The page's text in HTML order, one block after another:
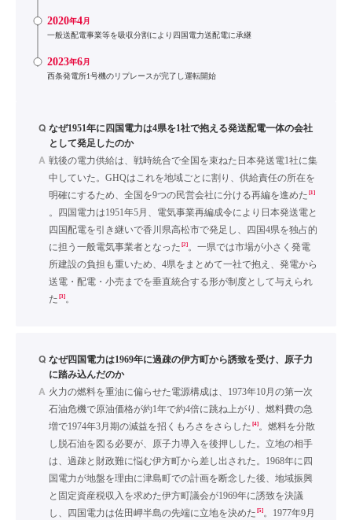
2020年4月
一般送配電事業等を吸収分割により四国電力送配電に承継
2023年6月
西条発電所1号機のリプレースが完了し運転開始
Q なぜ1951年に四国電力は4県を1社で抱える発送配電一体の会社
として発足したのか
A 戦後の電力供給は、戦時統合で全国を束ねた日本発送電1社に集
中していた。GHQはこれを地域ごとに割り、供給責任の所在を
明確にするため、全国を9つの民営会社に分ける再編を進めた [1]
。四国電力は1951年5月、電気事業再編成令により日本発送電と
四国配電を引き継いで香川県高松市で発足し、四国4県を独占的
に担う一般電気事業者となった [2]。一県では市場が小さく発電
所建設の負担も重いため、4県をまとめて一社で抱え、発電から
送電・配電・小売までを垂直統合する形が制度として与えられ
た [3]。
Q なぜ四国電力は1969年に過疎の伊方町から誘致を受け、原子力
に踏み込んだのか
A 火力の燃料を重油に偏らせた電源構成は、1973年10月の第一次
石油危機で原油価格が約1年で約4倍に跳ね上がり、燃料費の急
増で1974年3月期の減益を招くもろさをさらした [4]。燃料を分散
し脱石油を図る必要が、原子力導入を後押しした。立地の相手
は、過疎と財政難に悩む伊方町から差し出された。1968年に四
国電力が地盤を理由に津島町での計画を断念した後、地域振興
と固定資産税収入を求めた伊方町議会が1969年に誘致を決議
し、四国電力は佐田岬半島の先端に立地を決めた [5]。1977年9月